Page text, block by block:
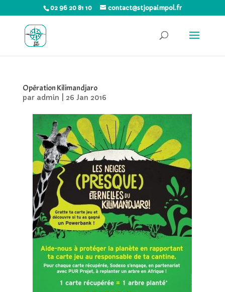
02 96 20 81 10 contact@stjopaimpol.fr
Opération Kilimandjaro
par admin 26 Jan 2016